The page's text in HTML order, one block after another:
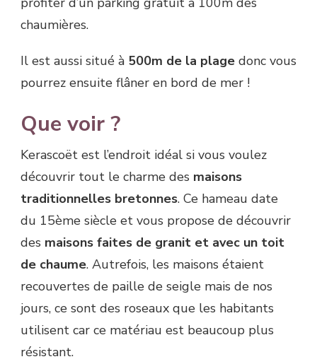
chaumières.
Il est aussi situé à 500m de la plage donc vous
pourrez ensuite flâner en bord de mer !
Que voir ?
Kerascoët est l’endroit idéal si vous voulez
découvrir tout le charme des maisons
traditionnelles bretonnes. Ce hameau date
du 15ème siècle et vous propose de découvrir
des maisons faites de granit et avec un toit
de chaume. Autrefois, les maisons étaient
recouvertes de paille de seigle mais de nos
jours, ce sont des roseaux que les habitants
utilisent car ce matériau est beaucoup plus
résistant.